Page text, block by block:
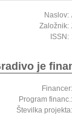
Naslov:
Založnik:
ISSN:
je
Financer:
Program financ.:
Številka projekta: